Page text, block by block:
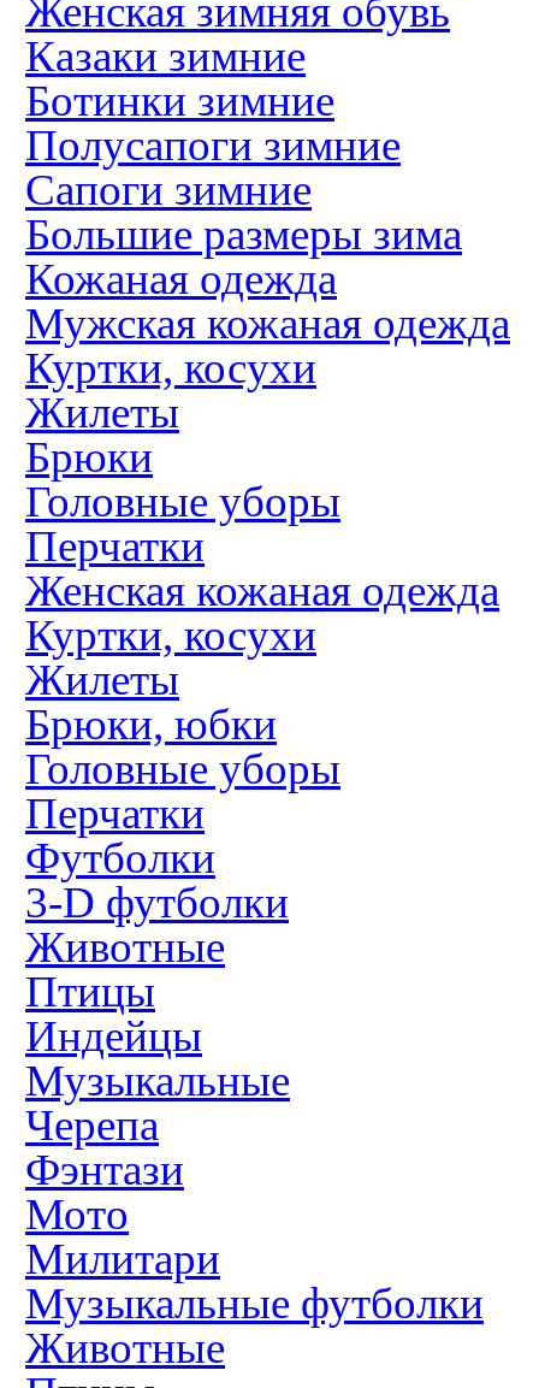
Женская зимняя обувь
Казаки зимние
Ботинки зимние
Полусапоги зимние
Сапоги зимние
Большие размеры зима
Кожаная одежда
Мужская кожаная одежда
Куртки, косухи
Жилеты
Брюки
Головные уборы
Перчатки
Женская кожаная одежда
Куртки, косухи
Жилеты
Брюки, юбки
Головные уборы
Перчатки
Футболки
3-D футболки
Животные
Птицы
Индейцы
Музыкальные
Черепа
Фэнтази
Мото
Милитари
Музыкальные футболки
Животные